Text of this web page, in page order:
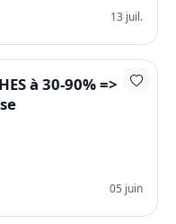
13 juil.
à 30-90% =>
05 juin